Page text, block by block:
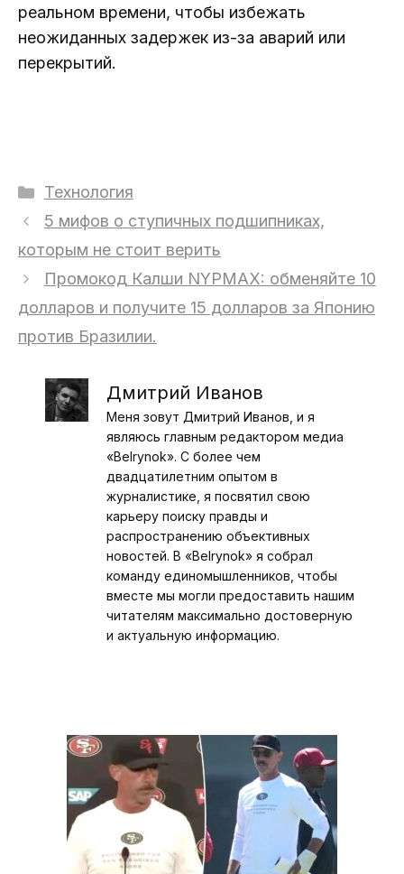
реальном времени, чтобы избежать
неожиданных задержек из-за аварий или
перекрытий.
Рубрики
Технология
5 мифов о ступичных подшипниках,
которым не стоит верить
Промокод Калши NYPMAX: обменяйте 10
долларов и получите 15 долларов за Японию
против Бразилии.
Дмитрий Иванов
Меня зовут Дмитрий Иванов, и я
являюсь главным редактором медиа
«Belrynok». С более чем
двадцатилетним опытом в
журналистике, я посвятил свою
карьеру поиску правды и
распространению объективных
новостей. В «Belrynok» я собрал
команду единомышленников, чтобы
вместе мы могли предоставить нашим
читателям максимально достоверную
и актуальную информацию.